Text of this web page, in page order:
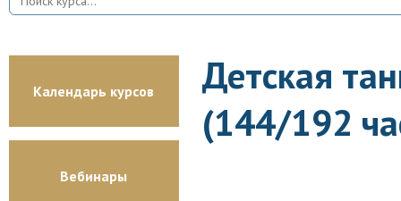
Календарь курсов
Вебинары
Детская
(144/192